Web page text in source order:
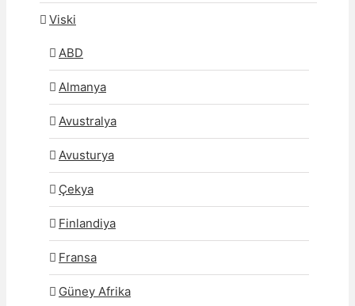
Viski
ABD
Almanya
Avustralya
Avusturya
Çekya
Finlandiya
Fransa
Güney Afrika